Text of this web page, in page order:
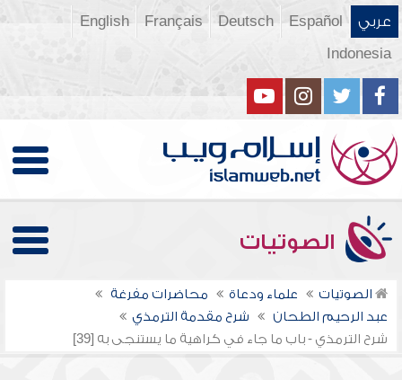
عربي Español
Deutsch
Français
English
Indonesia
الصوتيات
الصوتيات علماء ودعاة
محاضرات مفرغة
عبد الرحيم الطحان
شرح مقدمة الترمذي
شرح الترمذي - باب ما جاء في كراهية ما يستنجى به [39]